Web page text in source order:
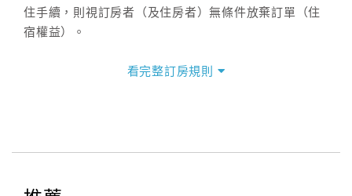
住手續，則視訂房者（及住房者）無條件放棄訂單（住
宿權益）。
四、訂單異動
提出申辦不得異動訂單。
看完整訂房規則